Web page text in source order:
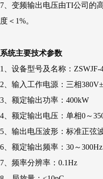
7、变频输出电压由TI公司的
度＜1%。
系统主要技术参数
1、设备型号及名称：
2、输入工作电源：三相
3、额定输出功率：400kW
4、额定输出电压：单相0～
5、输出电压波形：标准正弦
6、额定输出频率：30～300Hz
7、频率分辨率：0.1Hz